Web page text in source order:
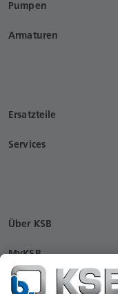
Pumpen
Armaturen
Ersatzteile
Services
Über KSB
MyKSB